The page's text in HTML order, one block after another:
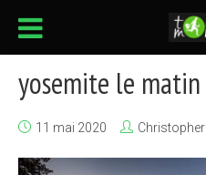
yosemite le matin
11 mai 2020 Christopher